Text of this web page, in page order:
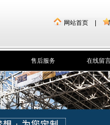
网站首页
售后服务 在线留